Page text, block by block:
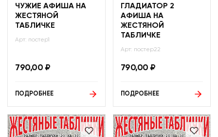
ЧУЖИЕ АФИША НА
ЖЕСТЯНОЙ
ТАБЛИЧКЕ
Арт: постер1
790,00 ₽
ПОДРОБНЕЕ
ГЛАДИАТОР 2
АФИША НА
ЖЕСТЯНОЙ
ТАБЛИЧКЕ
Арт: постер22
790,00 ₽
ПОДРОБНЕЕ